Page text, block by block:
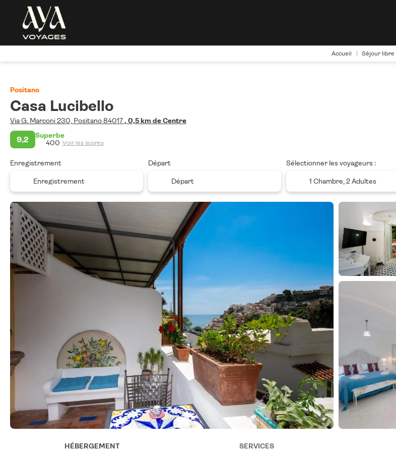
Accueil Séjour libre
Positano
Casa Lucibello
Via G. Marconi 230, Positano 84017, 0,5 km de Centre
9,2
Superbe
400 Voir les scores
Enregistrement Départ Sélectionner les voyageurs :
1 Chambre, 2 Adultes
HÉBERGEMENT SERVICES